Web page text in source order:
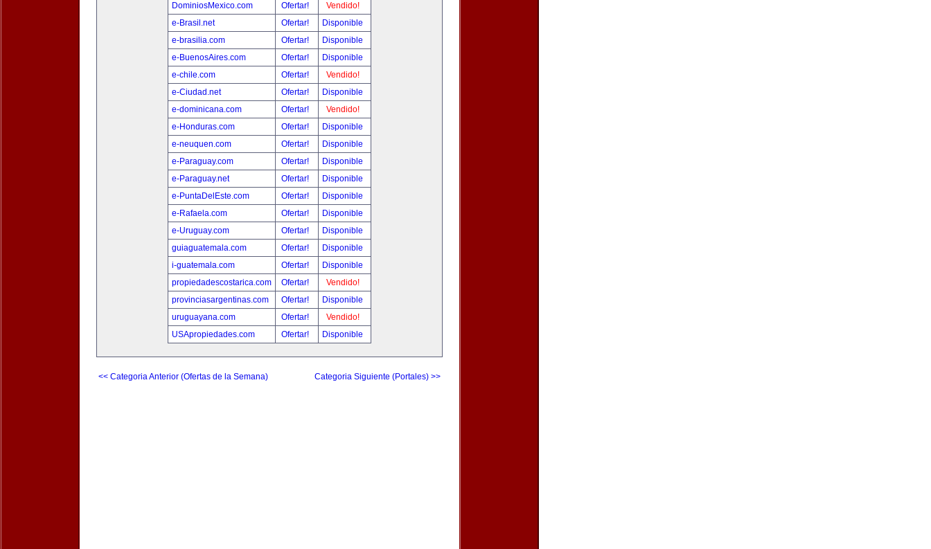
DominiosMexico.com
Ofertar!
Vendido!
e-Brasil.net
Ofertar!
Disponible
e-brasilia.com
Ofertar!
Disponible
e-BuenosAires.com
Ofertar!
Disponible
e-chile.com
Ofertar!
Vendido!
e-Ciudad.net
Ofertar!
Disponible
e-dominicana.com
Ofertar!
Vendido!
e-Honduras.com
Ofertar!
Disponible
e-neuquen.com
Ofertar!
Disponible
e-Paraguay.com
Ofertar!
Disponible
e-Paraguay.net
Ofertar!
Disponible
e-PuntaDelEste.com
Ofertar!
Disponible
e-Rafaela.com
Ofertar!
Disponible
e-Uruguay.com
Ofertar!
Disponible
guiaguatemala.com
Ofertar!
Disponible
i-guatemala.com
Ofertar!
Disponible
propiedadescostarica.com
Ofertar!
Vendido!
provinciasargentinas.com
Ofertar!
Disponible
uruguayana.com
Ofertar!
Vendido!
USApropiedades.com
Ofertar! Disponible
<< Categoria Anterior (Ofertas de la Semana) Categoria Siguiente (Portales) >>